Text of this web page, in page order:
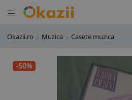
Deschide meniul
meniul
Okazii.ro Muzica Casete muzica
-50%